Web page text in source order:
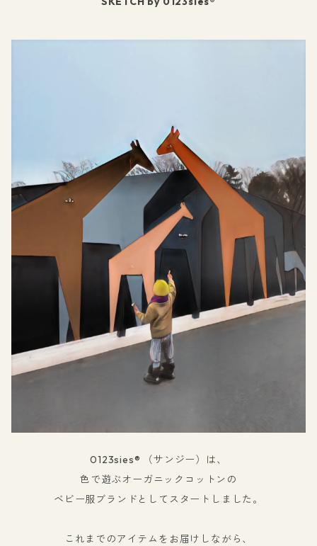
0123sies®︎ （サンジー）は、
色で遊ぶオーガニックコットンの
ベビー服ブランドとしてスタートしました。
これまでのアイテムをお届けしながら、